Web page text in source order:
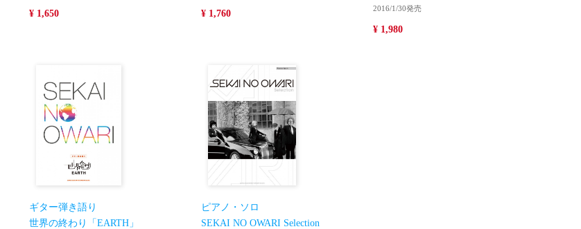
¥ 1,650 ¥ 1,760 2016/1/30発売
¥ 1,980
ギター弾き語り
世界の終わり「EARTH」
ピアノ・ソロ
SEKAI NO OWARI Selection